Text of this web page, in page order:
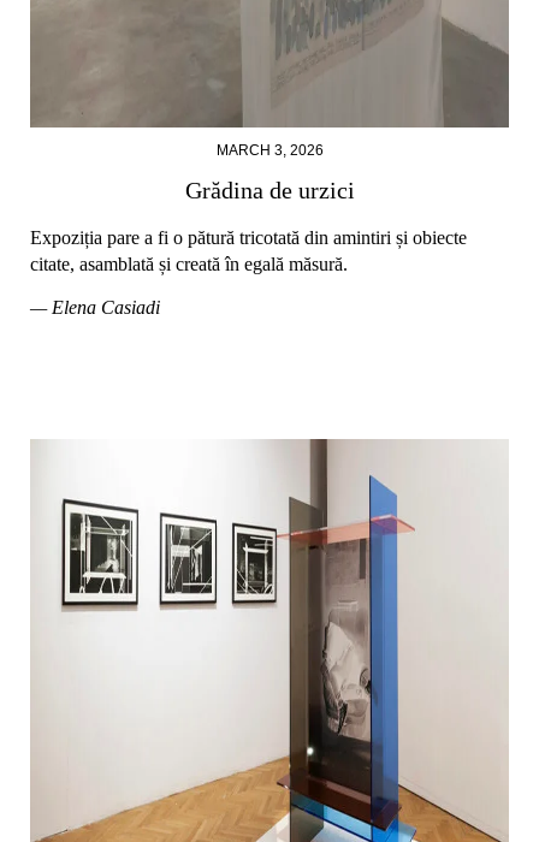
MARCH 3, 2026
Grădina de urzici
Expoziția pare a fi o pătură tricotată din amintiri și obiecte
citate, asamblată și creată în egală măsură.
— Elena Casiadi